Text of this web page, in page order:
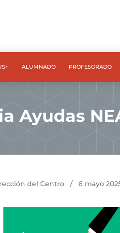
ALUMNADO PROFESORADO
Ayudas
del Centro / 6 mayo